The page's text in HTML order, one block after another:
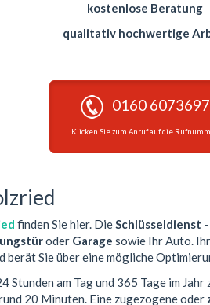
kostenlose Beratung
qualitativ hochwertige
0160 6073697
Klicken Sie zum Anruf auf die
finden Sie hier. DieSchlüsseldienst
oder Garage sowie Ihr Auto.
berät Sie über eine mögliche
Stunden am Tag und 365 Tage im
20 Minuten. Eine zugezogene oder